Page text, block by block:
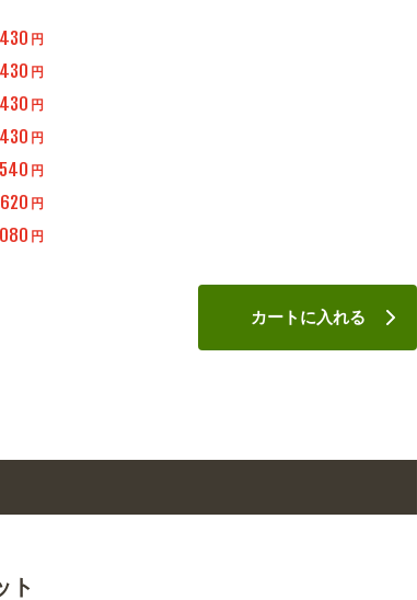
円
円
円
円
円
円
円
カートに入れる
ト